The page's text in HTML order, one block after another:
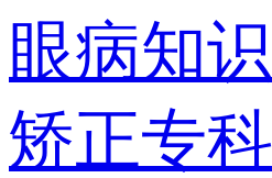
眼病知识
矫正专科